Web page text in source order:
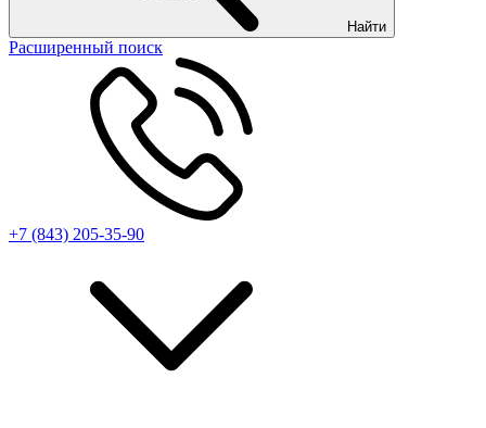
Найти
Расширенный поиск
+7 (843) 205-35-90